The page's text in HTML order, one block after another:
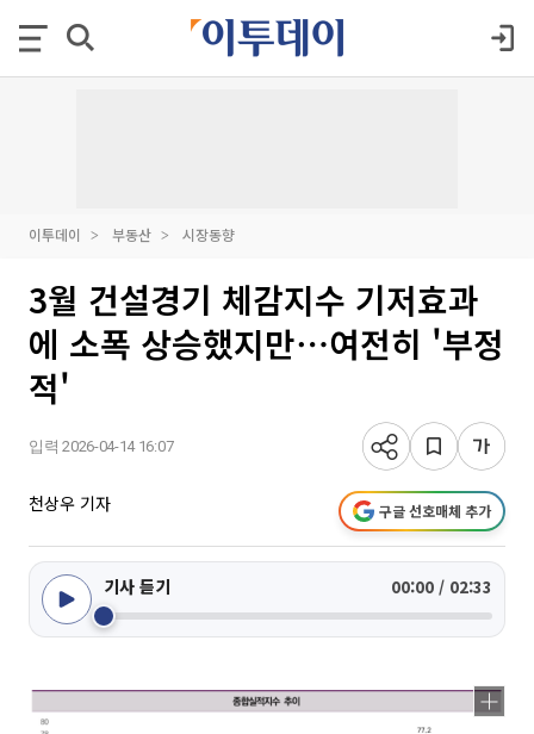
이투데이 부동산 시장동향
3월 건설경기 체감지수 기저효과
에 소폭 상승했지만⋯여전히 '부정
적'
입력 2026-04-14 16:07
천상우 기자 구글 선호매체 추가
기사 듣기 00:00 / 02:33